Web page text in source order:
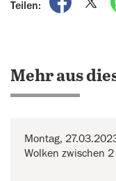
Teilen:
Mehr aus
Montag,
Wolken zwischen